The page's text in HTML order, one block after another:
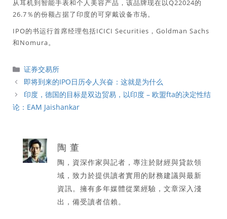
从耳机到智能手表和个人美容产品，该品牌现在以Q22024的
26.7％的份额占据了印度的可穿戴设备市场。
IPO的书运行首席经理包括ICICI Securities，Goldman Sachs
和Nomura。
分
類
证券交易所
即将到来的IPO日历令人兴奋：这就是为什么
印度，德国的目标是双边贸易，以印度 – 欧盟fta的决定性结
论：EAM Jaishankar
陶 董
陶，資深作家與記者，專注於財經與貸款領
域，致力於提供讀者實用的財務建議與最新
資訊。擁有多年媒體從業經驗，文章深入淺
出，備受讀者信賴。